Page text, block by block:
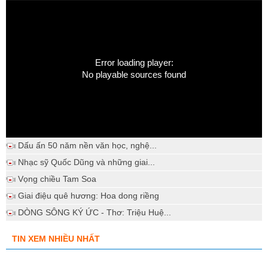
Error loading player:
No playable sources found
Dấu ấn 50 năm nền văn học, nghệ...
Nhạc sỹ Quốc Dũng và những giai...
Vọng chiều Tam Soa
Giai điệu quê hương: Hoa dong riềng
DÒNG SÔNG KÝ ỨC - Thơ: Triệu Huệ...
TIN XEM NHIỀU NHẤT